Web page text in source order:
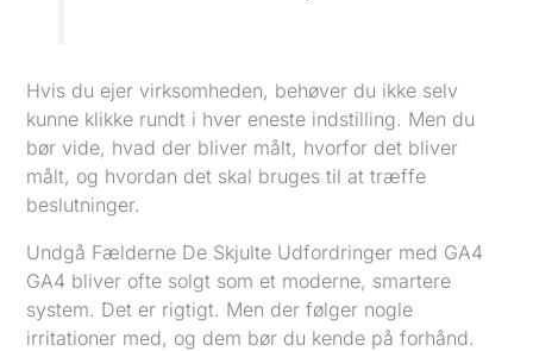
Hvis du ejer virksomheden, behøver du ikke selv
kunne klikke rundt i hver eneste indstilling. Men du
bør vide, hvad der bliver målt, hvorfor det bliver
målt, og hvordan det skal bruges til at træffe
beslutninger.
Undgå Fælderne De Skjulte Udfordringer med GA4
GA4 bliver ofte solgt som et moderne, smartere
system. Det er rigtigt. Men der følger nogle
irritationer med, og dem bør du kende på forhånd.